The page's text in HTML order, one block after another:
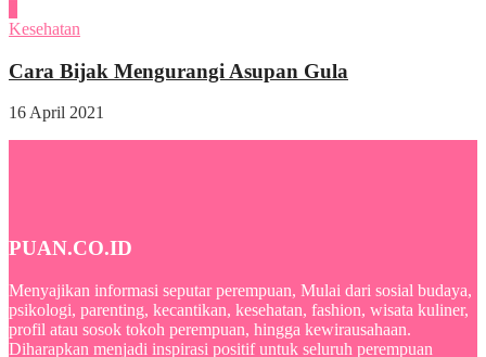
Kesehatan
Cara Bijak Mengurangi Asupan Gula
16 April 2021
PUAN.CO.ID
Menyajikan informasi seputar perempuan, Mulai dari sosial budaya,
psikologi, parenting, kecantikan, kesehatan, fashion, wisata kuliner,
profil atau sosok tokoh perempuan, hingga kewirausahaan.
Diharapkan menjadi inspirasi positif untuk seluruh perempuan